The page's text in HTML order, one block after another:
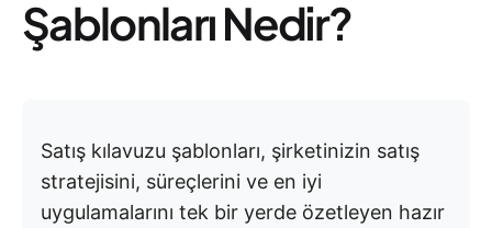
Şablonları Nedir?
Satış kılavuzu şablonları, şirketinizin satış
stratejisini, süreçlerini ve en iyi
uygulamalarını tek bir yerde özetleyen hazır